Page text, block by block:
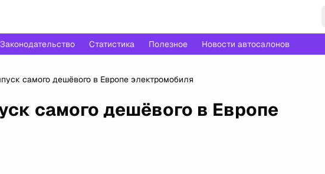
Законодательство Статистика Полезное Новости автосалонов
самого дешёвого в Европе электромобиля
самого дешёвого в Европе